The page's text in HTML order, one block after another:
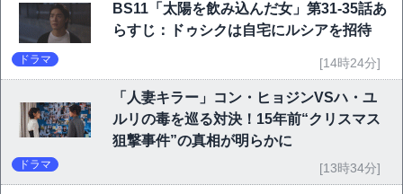
BS11「太陽を飲み込んだ女」第31-35話あ
らすじ：ドゥシクは自宅にルシアを招待
ドラマ [14時24分]
「人妻キラー」コン・ヒョジンVSハ・ユ
ルリの毒を巡る対決！15年前“クリスマス
狙撃事件”の真相が明らかに
ドラマ [13時34分]